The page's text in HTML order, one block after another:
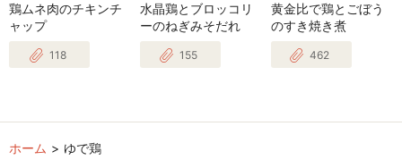
鶏ムネ肉のチキンチ
ャップ
118
水晶鶏とブロッコリ
ーのねぎみそだれ
155
黄金比で鶏とごぼう
のすき焼き煮
462
ホーム ゆで鶏